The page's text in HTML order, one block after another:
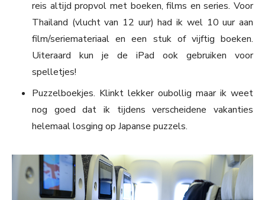
reis altijd propvol met boeken, films en series. Voor
Thailand (vlucht van 12 uur) had ik wel 10 uur aan
film/seriemateriaal en een stuk of vijftig boeken.
Uiteraard kun je de iPad ook gebruiken voor
spelletjes!
Puzzelboekjes. Klinkt lekker oubollig maar ik weet
nog goed dat ik tijdens verscheidene vakanties
helemaal losging op Japanse puzzels.